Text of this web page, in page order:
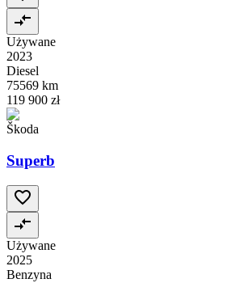
Używane
2023
Diesel
75569 km
119 900 zł
Škoda
Superb
Używane
2025
Benzyna